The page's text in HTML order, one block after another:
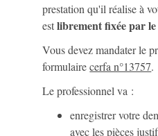
prestation qu'il réalise à
estlibrement fixée par
Vous devez mandater le
formulairecerfa n°13757.
Le professionnel va :
enregistrer votre
avec les pièces